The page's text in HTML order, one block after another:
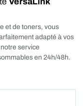
et de toners, vous
adapté à vos
service
en 24h/48h.